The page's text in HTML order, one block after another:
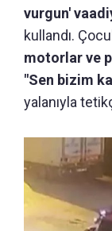
vurgun'
kullandı.
motorlar ve
"Sen bizim
yalanıyla